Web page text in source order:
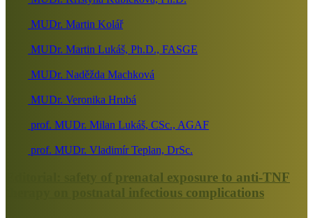
MUDr. Martin Kolář
MUDr. Martin Lukáš, Ph.D., FASGE
MUDr. Naděžda Machková
MUDr. Veronika Hrubá
prof. MUDr. Milan Lukáš, CSc., AGAF
prof. MUDr. Vladimír Teplan, DrSc.
Editorial: safety of prenatal exposure to anti-TNF
therapy on postnatal infectious complications